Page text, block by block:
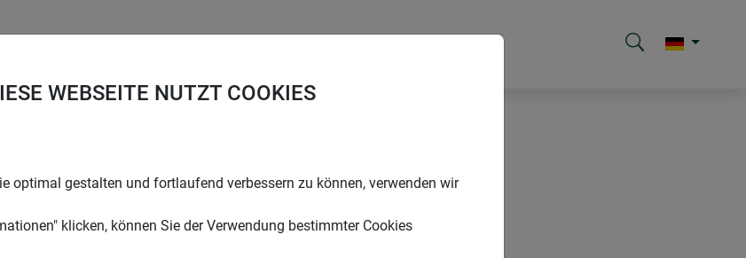
WEBSEITE NUTZT COOKIES
optimal gestalten und fortlaufend verbessern zu können, verwenden wir
klicken, können Sie der Verwendung bestimmter Cookies